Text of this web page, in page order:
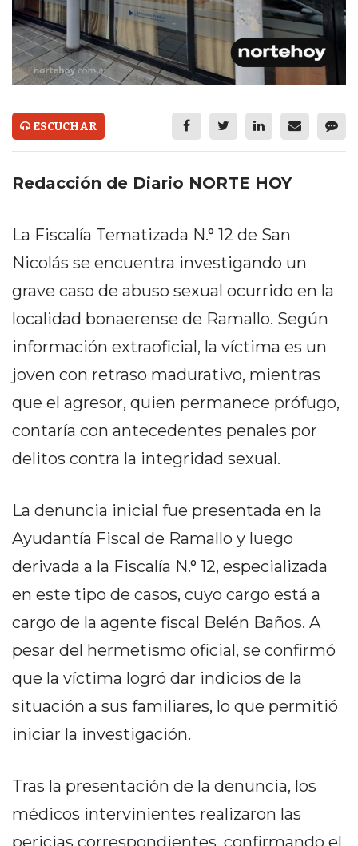
SERVICIOS
PRONÓSTICO
HORÓSCOPO
QUÉ ES
CHANGUITO.COM.AR Y
PEDIDOS POR WHATSAPP
TIENDA ONLINE GRATIS
EN ARGENTINA:
CHANGUITO.COM.AR VS
CÓMO RECIBIR PEDIDOS
DE COMIDA POR
DEFINITIVA PARA
RESTAURANTES Y
CÓMO ORGANIZAR LOS
PEDIDOS DE DELIVERY
POR WHATSAPP SIN QUE
SE TE PIERDA NINGUNO
AYUDA
TÉRMINOS
ESCUCHAR
Redacción de Diario NORTE HOY
La Fiscalía Tematizada N.° 12 de San
Nicolás se encuentra investigando un
grave caso de abuso sexual ocurrido en la
localidad bonaerense de Ramallo. Según
información extraoficial, la víctima es un
joven con retraso madurativo, mientras
que el agresor, quien permanece prófugo,
contaría con antecedentes penales por
delitos contra la integridad sexual.
La denuncia inicial fue presentada en la
Ayudantía Fiscal de Ramallo y luego
derivada a la Fiscalía N.° 12, especializada
en este tipo de casos, cuyo cargo está a
cargo de la agente fiscal Belén Baños. A
pesar del hermetismo oficial, se confirmó
que la víctima logró dar indicios de la
situación a sus familiares, lo que permitió
iniciar la investigación.
Tras la presentación de la denuncia, los
médicos intervinientes realizaron las